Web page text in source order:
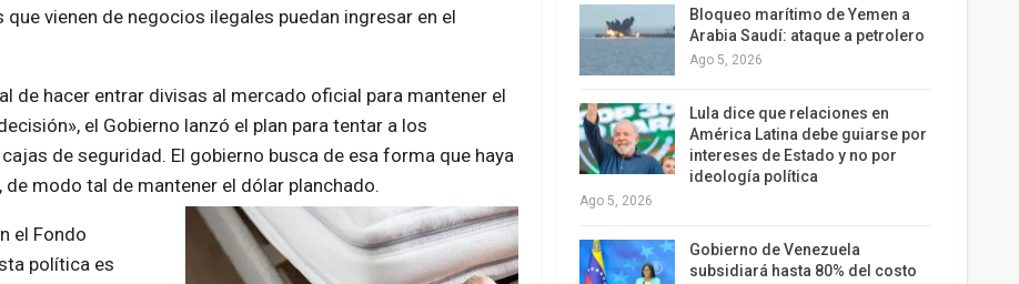
vienen de negocios ilegales puedan ingresar en el
de hacer entrar divisas al mercado oficial para mantener el
el Gobierno lanzó el plan para tentar a los
de seguridad. El gobierno busca de esa forma que haya
modo tal de mantener el dólar planchado.
el Fondo
política es
Bloqueo marítimo de Yemen a
Arabia Saudí: ataque a petrolero
Ago 5, 2026
Lula dice que relaciones en
América Latina debe guiarse por
intereses de Estado y no por
ideología política
Ago 5, 2026
Gobierno de Venezuela
subsidiará hasta 80% del costo